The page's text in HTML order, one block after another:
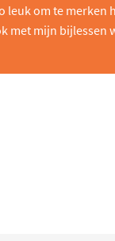
leuk om te merken
met mijn bijlessen